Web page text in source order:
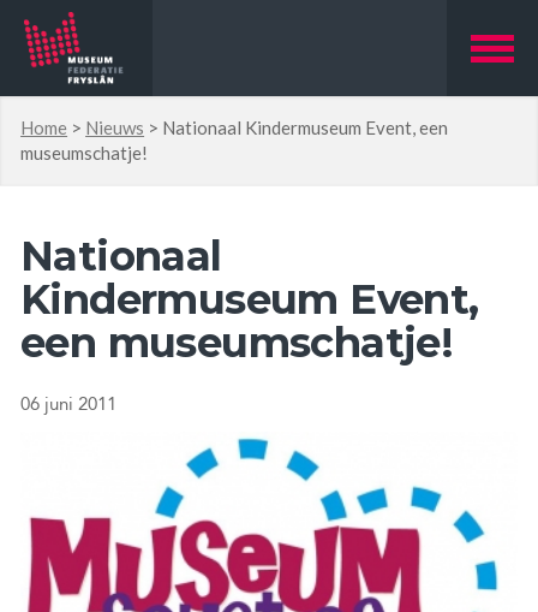
Home > Nieuws > Nationaal Kindermuseum Event, een
museumschatje!
Nationaal
Kindermuseum Event,
een museumschatje!
06 juni 2011